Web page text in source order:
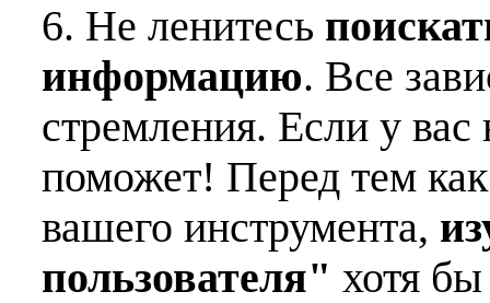
6. Не ленитесь
информацию. Все
стремления. Если у
поможет! Перед тем
вашего инструмента,
пользователя" хотя